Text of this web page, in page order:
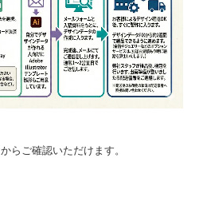
からご確認いただけます。